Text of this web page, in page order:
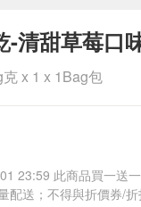
清甜草莓口
x 1 x 1Bag包
23:59 此商品買一送
配送；不得與折價券/